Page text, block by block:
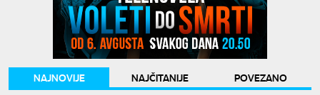
NAJNOVIJE NAJČITANIJE
POVEZANO